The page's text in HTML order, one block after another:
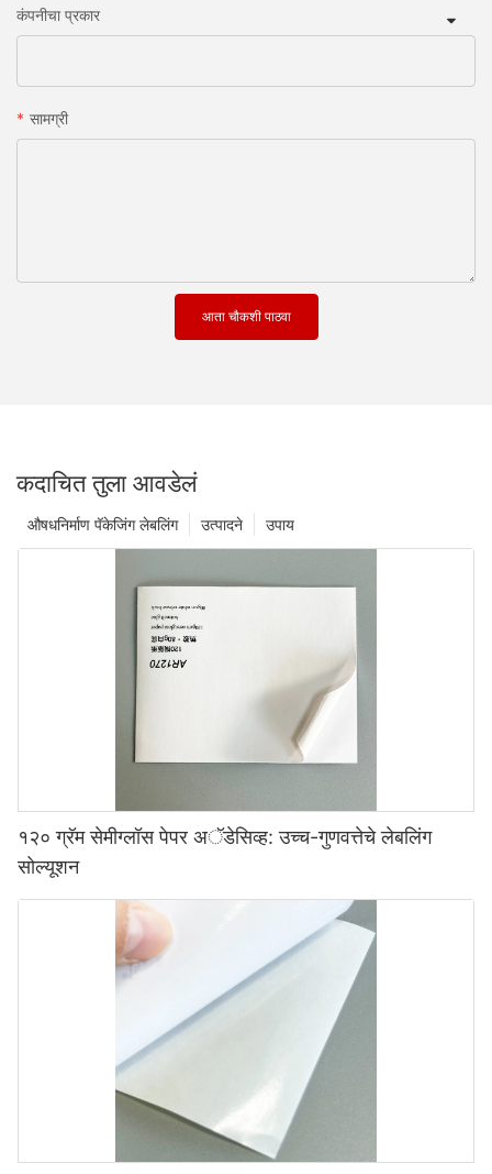
कंपनीचा प्रकार
सामग्री
आता चौकशी पाठवा
कदाचित तुला आवडेलं
उपाय
उत्पादने
औषधनिर्माण पॅकेजिंग लेबलिंग
१२० ग्रॅम सेमीग्लॉस पेपर अॅडेसिव्ह: उच्च-गुणवत्तेचे लेबलिंग
सोल्यूशन